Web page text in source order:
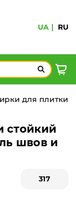
UA RU
для плитки
стойкий
швов и
317